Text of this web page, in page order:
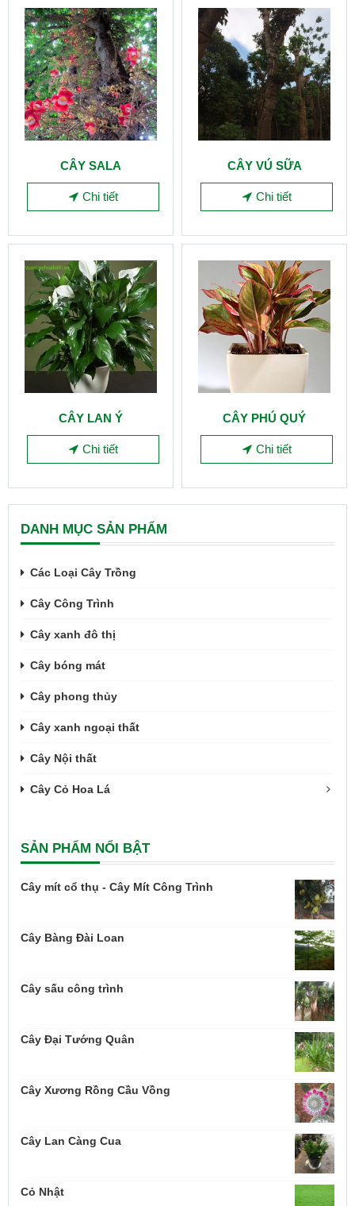
CÂY SALA
Chi tiết
CÂY VÚ SỮA
Chi tiết
CÂY LAN Ý
Chi tiết
CÂY PHÚ QUÝ
Chi tiết
DANH MỤC SẢN PHẨM
Các Loại Cây Trồng
Cây Công Trình
Cây xanh đô thị
Cây bóng mát
Cây phong thủy
Cây xanh ngoại thất
Cây Nội thất
Cây Cỏ Hoa Lá
SẢN PHẨM NỔI BẬT
Cây mít cổ thụ - Cây Mít Công Trình
Cây Bàng Đài Loan
Cây sấu công trình
Cây Đại Tướng Quân
Cây Xương Rồng Cầu Vồng
Cây Lan Càng Cua
Cỏ Nhật